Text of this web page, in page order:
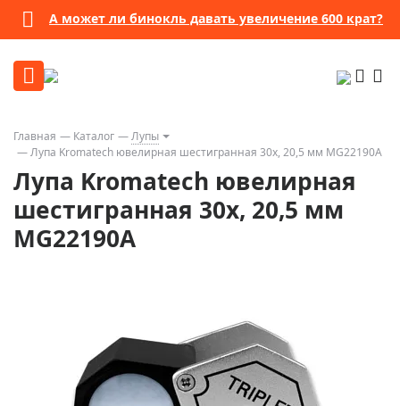
А может ли бинокль давать увеличение 600 крат?
Главная Каталог
Лупы
Лупа Kromatech ювелирная шестигранная 30x, 20,5 мм MG22190A
Лупа Kromatech ювелирная
шестигранная 30x, 20,5 мм
MG22190A